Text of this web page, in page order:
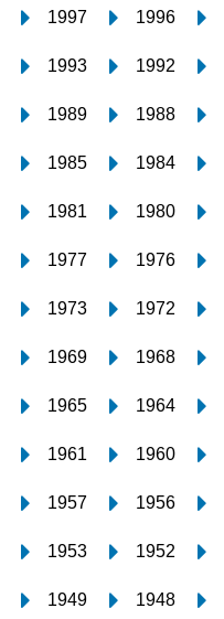
1997 1996
1993 1992
1989 1988
1985 1984
1981 1980
1977 1976
1973 1972
1969 1968
1965 1964
1961 1960
1957 1956
1953 1952
1949 1948